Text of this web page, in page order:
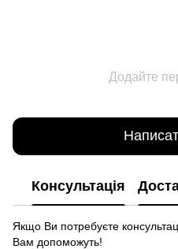
Додайте
Консультація
Якщо Ви потребуєте
Вам допоможуть!